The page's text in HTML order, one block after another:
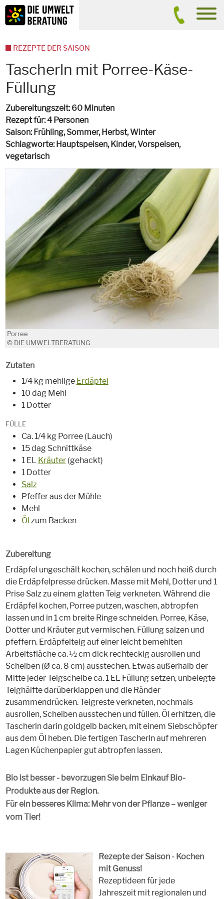
Inhalt
Suche
Tascherln mit Porree-Käse-
Füllung
Zubereitungszeit 60 Minuten
Rezept für 4 Personen
Saison Frühling, Sommer, Herbst, Winter
Schlagworte Hauptspeisen, Kinder, Vorspeisen,
vegetarisch
Porree
© DIE UMWELTBERATUNG
Zutaten
1/4 kg mehlige Erdäpfel
10 dag Mehl
1 Dotter
FÜLLE
Ca. 1/4 kg Porree (Lauch)
15 dag Schnittkäse
1 EL Kräuter(gehackt)
1 Dotter
Salz
Pfeffer aus der Mühle
Mehl
Öl zum Backen
Zubereitung
Erdäpfel ungeschält kochen, schälen und noch heiß durch
die Erdäpfelpresse drücken. Masse mit Mehl, Dotter und 1
Prise Salz zu einem glatten Teig verkneten. Während die
Erdäpfel kochen, Porree putzen, waschen, abtropfen
lassen und in 1 cm breite Ringe schneiden. Porree, Käse,
Dotter und Kräuter gut vermischen. Füllung salzen und
pfeffern. Erdäpfelteig auf einer leicht bemehlten
Arbeitsfläche ca. ½ cm dick rechteckig ausrollen und
Scheiben (Ø ca. 8 cm) ausstechen. Etwas außerhalb der
Mitte jeder Teigscheibe ca. 1 EL Füllung setzen, unbelegte
Teighälfte darüberklappen und die Ränder
zusammendrücken. Teigreste verkneten, nochmals
ausrollen, Scheiben ausstechen und füllen. Öl erhitzen, die
Tascherln darin goldgelb backen, mit einem Siebschöpfer
aus dem Öl heben. Die fertigen Tascherln auf mehreren
Lagen Küchenpapier gut abtropfen lassen.
Bio ist besser - bevorzugen Sie beim Einkauf Bio-
Produkte aus der Region.
Für ein besseres Klima: Mehr von der Pflanze – weniger
vom Tier!
Rezepte der Saison - Kochen
mit Genuss!
Rezeptideen für jede
Jahreszeit mit regionalen und
REZEPTE DER SAISON